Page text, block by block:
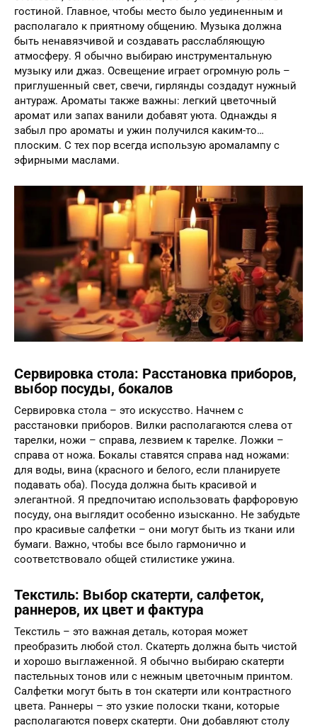
гостиной. Главное, чтобы место было уединенным и
располагало к приятному общению. Музыка должна
быть ненавязчивой и создавать расслабляющую
атмосферу. Я обычно выбираю инструментальную
музыку или джаз. Освещение играет огромную роль –
приглушенный свет, свечи, гирлянды создадут нужный
антураж. Ароматы также важны: легкий цветочный
аромат или запах ванили добавят уюта. Однажды я
забыл про ароматы и ужин получился каким-то…
плоским. С тех пор всегда использую аромалампу с
эфирными маслами.
Сервировка стола: Расстановка приборов,
выбор посуды, бокалов
Сервировка стола – это искусство. Начнем с
расстановки приборов. Вилки располагаются слева от
тарелки, ножи – справа, лезвием к тарелке. Ложки –
справа от ножа. Бокалы ставятся справа над ножами:
для воды, вина (красного и белого, если планируете
подавать оба). Посуда должна быть красивой и
элегантной. Я предпочитаю использовать фарфоровую
посуду, она выглядит особенно изысканно. Не забудьте
про красивые салфетки – они могут быть из ткани или
бумаги. Важно, чтобы все было гармонично и
соответствовало общей стилистике ужина.
Текстиль: Выбор скатерти, салфеток,
раннеров, их цвет и фактура
Текстиль – это важная деталь, которая может
преобразить любой стол. Скатерть должна быть чистой
и хорошо выглаженной. Я обычно выбираю скатерти
пастельных тонов или с нежным цветочным принтом.
Салфетки могут быть в тон скатерти или контрастного
цвета. Раннеры – это узкие полоски ткани, которые
располагаются поверх скатерти. Они добавляют столу